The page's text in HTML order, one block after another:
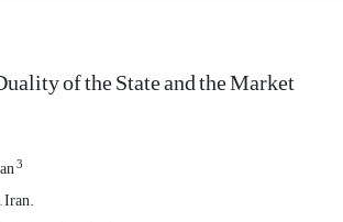
of the State and the Market
3
Iran.